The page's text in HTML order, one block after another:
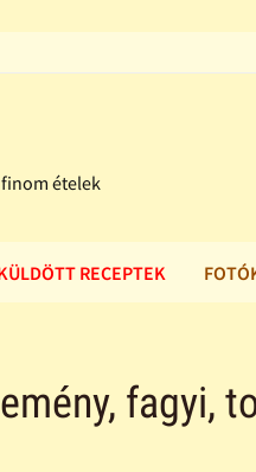
finom ételek
RECEPTEK
fagyi,